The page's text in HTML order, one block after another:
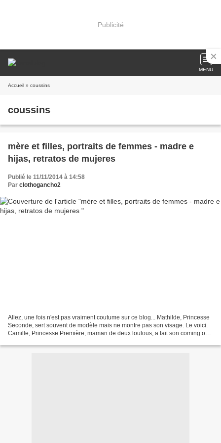
Publicité
MENU
Accueil » coussins
coussins
mère et filles, portraits de femmes - madre e
hijas, retratos de mujeres
Publié le 11/11/2014 à 14:58
Par clothogancho2
Allez, une fois n'est pas vraiment coutume sur ce blog... Mathilde, Princesse
Seconde, sert souvent de modèle mais ne montre pas son visage. Le voici.
Camille, Princesse Première, maman de deux loulous, a fait son coming out